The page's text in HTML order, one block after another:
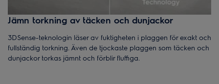
Jämn torkning av täcken och dunjackor
3DSense-teknologin läser av fuktigheten i plaggen för exakt och
fullständig torkning. Även de tjockaste plaggen som täcken och
dunjackor torkas jämnt och förblir fluffiga.